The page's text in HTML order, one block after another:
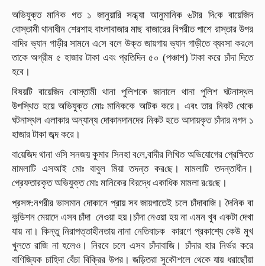
অভিযুক্ত মানিক গত ১ জানুয়ারি সন্ধ্যা আনুমানিক ৬টার দি‌কে বায়েজিদ
বোস্তামী থানাধীন শেরশাহ বাংলাবাজার মাছ বাজারের বিপরীত পাশে রাস্তার উপর
বাদির ভ্যান গাড়ীর সামনে এ‌সে বলে উক্ত জায়গায় ভ্যান গাড়ীতে ব্যবসা কর‌লে
তাকে অগ্রীম ৫ হাজার টাকা এবং প্রতিদিন ৫০ (পঞ্চাশ) টাকা করে চাঁদা দিতে
হবে।
বিষয়টি বায়েজিদ বোস্তামী থানা পুলিশকে জানালে থানা পুলিশ ঘটনাস্থল
উপস্থিত হয়ে অভিযুক্ত মোঃ মানিককে আটক করে। এবং তার নিকট থেকে
ঘটনাস্থল এলাকার অন্যান্য দোকানদানদের নিকট হতে আদায়কৃত চাঁদার নগদ ১
হাজার টাকা জব্দ করে।
বা‌য়ে‌জিদ থানা ও‌সি সনজয় কুমার সিনহা ব‌লে,বাদীর লিখিত অভিযোগের প্রেক্ষিতে
মামলাটি এসআই মোঃ বাবুল মিয়া তদন্ত কর‌ছে। মামলাটি তদন্তাধীন।
গ্রেফতারকৃত অভিযুক্ত মোঃ মানিকের বিরদ্ধে একা‌ধিক মামলা র‌য়ে‌ছে।
প্রসঙ্গ:নগরীর ভাসমান দোকানে প্রায় সব জায়গাতেই চলে চাঁদাবাজি। দৈনিক বা
কন্ডিশন মেয়াদে এসব চাঁদা নেওয়া হয়।চাঁদা নেওয়া হয় না এমন খুব একটা দেখা
যায় না। কিন্তু নিরাপত্তাহীনতায় নানা নেতিবাচক কারণে প্রকাশ্যে কেউ মুখ
খুলতে রাজি না হলেও। নিরবে চলে এসব চাঁদাবাজি। চাঁদার হার নির্ভর করে
বাণিজ্যিক চাহিদা বেঁচা বিক্রির উপর। জড়িতরা সুকৌশলে থেকে যায় ধরাছোঁয়া